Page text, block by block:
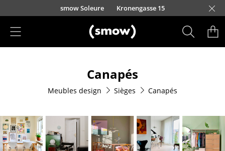
Accéder directement au contenu
smow Soleure Kronengasse 15
Chaises de cuisine & salle à manger
Canapés
Fauteuils
Canapés
Meubles design Sièges Canapés